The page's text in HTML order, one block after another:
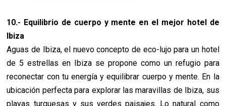
10.- Equilibrio de cuerpo y mente en el mejor hotel de
Ibiza
Aguas de Ibiza, el nuevo concepto de eco-lujo para un hotel
de 5 estrellas en Ibiza se propone como un refugio para
reconectar con tu energía y equilibrar cuerpo y mente. En la
ubicación perfecta para explorar las maravillas de Ibiza, sus
playas turquesas y sus verdes paisajes. Lo natural como